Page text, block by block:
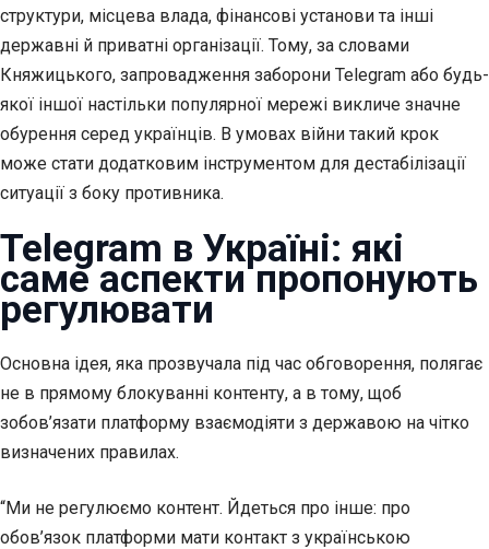
структури, місцева влада, фінансові установи та інші
державні й приватні організації. Тому, за словами
Княжицького, запровадження заборони Telegram або будь-
якої іншої настільки популярної мережі викличе значне
обурення серед українців. В умовах війни такий крок
може стати додатковим інструментом для дестабілізації
ситуації з боку противника.
Telegram в Україні: які
саме аспекти пропонують
регулювати
Основна ідея, яка прозвучала під час обговорення, полягає
не в прямому блокуванні контенту, а в тому, щоб
зобов’язати платформу взаємодіяти з державою на чітко
визначених правилах.
“Ми не регулюємо контент. Йдеться про інше: про
обов’язок платформи мати контакт з українською